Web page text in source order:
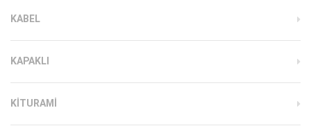
KABEL
KAPAKLI
KITURAMI